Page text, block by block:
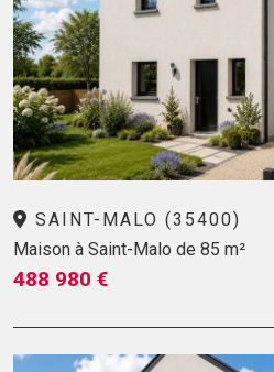
SAINT-MALO (35400)
Maison à Saint-Malo de 85 m²
488 980 €